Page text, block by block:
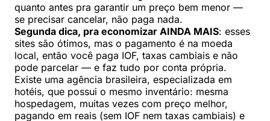
quanto antes pra garantir um preço bem menor —
se precisar cancelar, não paga nada.
Segunda dica, pra economizar AINDA MAIS: esses
sites são ótimos, mas o pagamento é na moeda
local, então você paga IOF, taxas cambiais e não
pode parcelar — e faz tudo por conta própria.
Existe uma agência brasileira, especializada em
hotéis, que possui o mesmo inventário: mesma
hospedagem, muitas vezes com preço melhor,
pagando em reais (sem IOF nem taxas cambiais) e